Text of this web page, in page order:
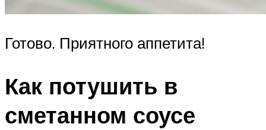
Готово. Приятного аппетита!
Как потушить в
сметанном соусе